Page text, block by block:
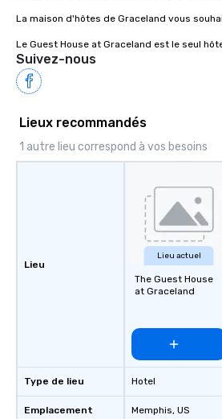
La maison d'hôtes de Graceland vous
Le Guest House at Graceland est le seul
Suivez-nous
Lieux recommandés
1 autre lieu correspond à vos besoins
Lieu
Type de lieu
Emplacement
Lieu actuel
The Guest House
at Graceland
Hotel
Memphis, US